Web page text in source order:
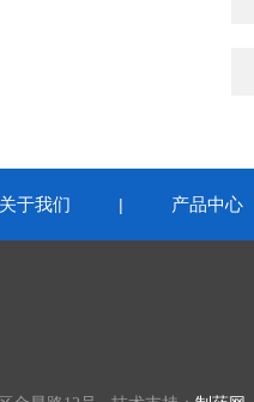
关于我们 | 产品中心